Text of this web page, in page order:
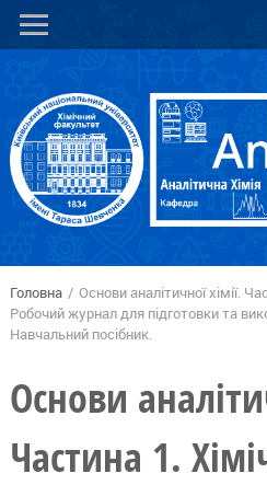
Перейти
до
вмісту
Skip to
navigation
Ви є тут
Головна / Основи аналітичної хімії.
Робочий журнал для підготовки та
Навчальний посібник.
Основи
Частина 1.